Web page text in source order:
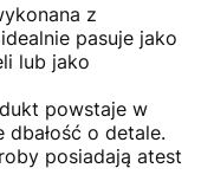
z
pasuje jako
lub jako
powstaje w
dbałość o detale.
posiadają atest